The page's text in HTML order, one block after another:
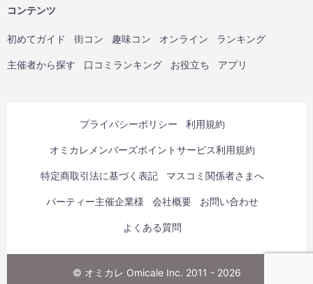
コンテンツ
初めてガイド 街コン 趣味コン オンライン ランキング
主催者から探す 口コミランキング お役立ち アプリ
プライバシーポリシー 利用規約
オミカレメンバーズポイントサービス利用規約
特定商取引法に基づく表記 マスコミ関係者さまへ
パーティー主催企業様 会社概要 お問い合わせ
よくある質問
© オミカレ Omicale Inc. 2011 - 2026